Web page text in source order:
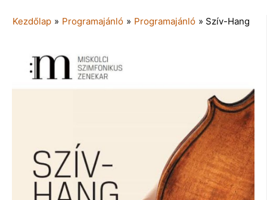
Kezdőlap » Programajánló » Programajánló » Szív-Hang